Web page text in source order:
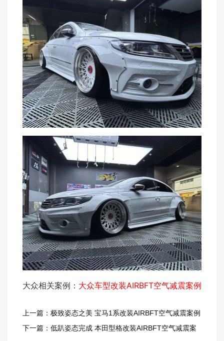
大众相关案例： 大众车型改装AIRBFT空气减震案例
上一篇：极致姿态之美 宝马1系改装AIRBFT空气减震案例
下一篇：低趴姿态完成 本田型格改装AIRBFT空气减震案